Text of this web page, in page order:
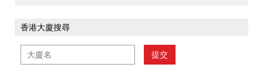
香港大廈搜尋
提交